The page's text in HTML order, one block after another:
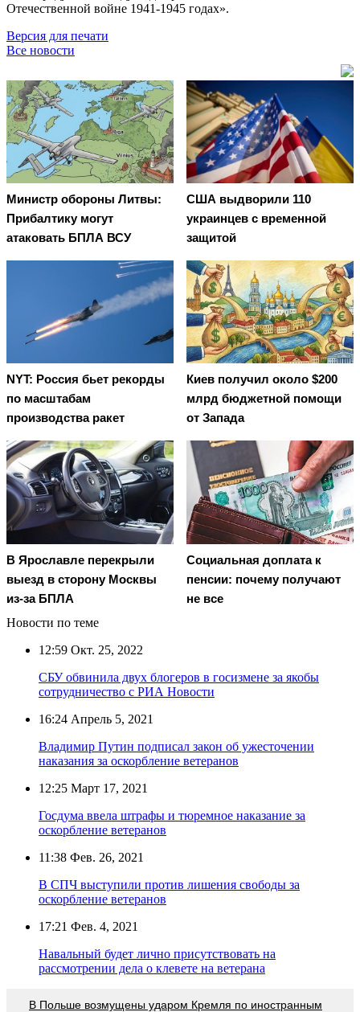
Отечественной войне 1941-1945 годах».
Версия для печати
Все новости
Министр обороны Литвы:
Прибалтику могут
атаковать БПЛА ВСУ
США выдворили 110
украинцев с временной
защитой
NYT: Россия бьет рекорды
по масштабам
производства ракет
Киев получил около $200
млрд бюджетной помощи
от Запада
В Ярославле перекрыли
выезд в сторону Москвы
из-за БПЛА
Социальная доплата к
пенсии: почему получают
не все
Новости по теме
12:59 Окт. 25, 2022
СБУ обвинила двух блогеров в госизмене за якобы
сотрудничество с РИА Новости
16:24 Апрель 5, 2021
Владимир Путин подписал закон об ужесточении
наказания за оскорбление ветеранов
12:25 Март 17, 2021
Госдума ввела штрафы и тюремное наказание за
оскорбление ветеранов
11:38 Фев. 26, 2021
В СПЧ выступили против лишения свободы за
оскорбление ветеранов
17:21 Фев. 4, 2021
Навальный будет лично присутствовать на
рассмотрении дела о клевете на ветерана
В Польше возмущены ударом Кремля по иностранным